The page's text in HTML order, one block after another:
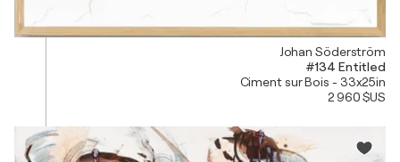
Johan Söderström
#134 Entitled
Ciment sur Bois - 33x25in
2 960 $US